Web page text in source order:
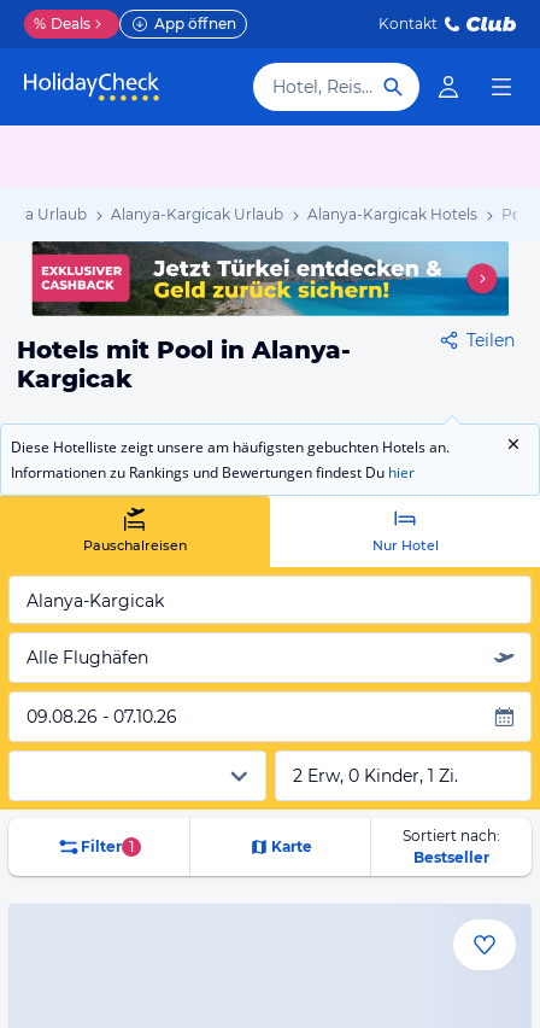
% Deals App öffnen Kontakt
Hotel, Reiseziel
Urlaub Alanya-Kargicak Urlaub Alanya-Kargicak Hotels Pool
Hotels mit Pool in Alanya-
Kargicak
Teilen
Diese Hotelliste zeigt unsere am häufigsten gebuchten Hotels an.
Informationen zu Rankings und Bewertungen findest Du hier
Pauschalreisen Nur Hotel
Alanya-Kargicak
Alle Flughäfen
09.08.26 - 07.10.26
2 Erw, 0 Kinder, 1 Zi.
Filter 1 Karte
Sortiert nach:
Bestseller